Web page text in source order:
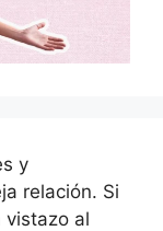
y
relación. Si
vistazo al